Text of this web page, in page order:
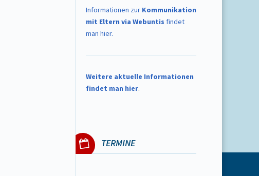
Informationen zur Kommunikation
mit Eltern via Webuntis findet
man hier.
Weitere aktuelle Informationen
findet man hier.
TERMINE